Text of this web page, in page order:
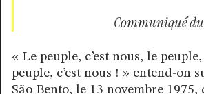
Communiqué du
« Le peuple, c’est nous, le peuple,
peuple, c’est nous ! » entend-on
São Bento, le 13 novembre